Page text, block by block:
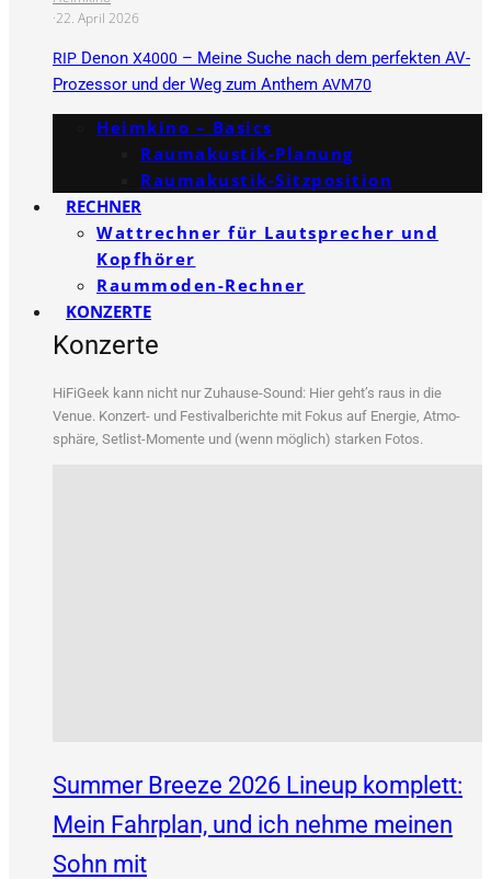
·22. April 2026
RIP Denon X4000 – Meine Suche nach dem perfekten AV-
Prozessor und der Weg zum Anthem AVM70
Heimkino – Basics
Raumakustik-Planung
Raumakustik-Sitzposition
RECHNER
Wattrechner für Lautsprecher und
Kopfhörer
Raummoden-Rechner
KONZERTE
Konzerte
HiFi­Ge­ek kann nicht nur Zuhau­se-Sound: Hier geht’s raus in die
Venue. Kon­zert- und Fes­ti­val­be­rich­te mit Fokus auf Ener­gie, Atmo­
sphä­re, Set­list-Momen­te und (wenn mög­lich) star­ken Fotos.
Summer Breeze 2026 Lineup komplett:
Mein Fahrplan, und ich nehme meinen
Sohn mit